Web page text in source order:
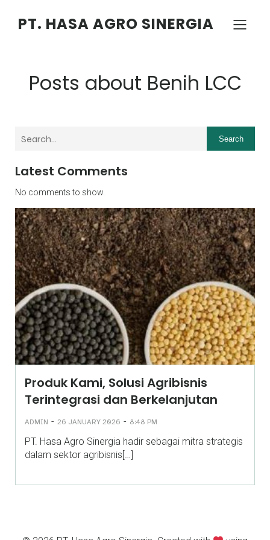
PT. HASA AGRO SINERGIA
Posts about Benih LCC
Search
Latest Comments
No comments to show.
Produk Kami, Solusi Agribisnis
Terintegrasi dan Berkelanjutan
ADMIN - 26 JANUARY 2026 - 8:48 PM
PT. Hasa Agro Sinergia hadir sebagai mitra strategis
dalam sektor agribisnis[…]